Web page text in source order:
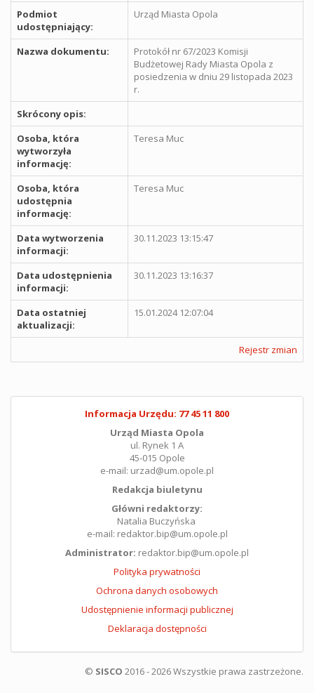
Podmiot
udostępniający:
Urząd Miasta Opola
Nazwa dokumentu:
Protokół nr 67/2023 Komisji
Budżetowej Rady Miasta Opola z
posiedzenia w dniu 29 listopada 2023
r.
Skrócony opis:
Osoba, która
wytworzyła
informację:
Teresa Muc
Osoba, która
udostępnia
informację:
Teresa Muc
Data wytworzenia
informacji:
30.11.2023 13:15:47
Data udostępnienia
informacji:
30.11.2023 13:16:37
Data ostatniej
aktualizacji:
15.01.2024 12:07:04
Rejestr zmian
Informacja Urzędu: 77 45 11 800
Urząd Miasta Opola
ul. Rynek 1 A
45-015 Opole
e-mail: urzad@um.opole.pl
Redakcja biuletynu
Główni redaktorzy:
Natalia Buczyńska
e-mail: redaktor.bip@um.opole.pl
Administrator: redaktor.bip@um.opole.pl
Polityka prywatności
Ochrona danych osobowych
Udostępnienie informacji publicznej
Deklaracja dostępności
© SISCO 2016 - 2026 Wszystkie prawa zastrzeżone.